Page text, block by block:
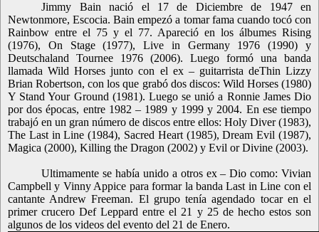
Jimmy Bain nació el 17 de Diciembre de 1947 en
Newtonmore, Escocia. Bain empezó a tomar fama cuando tocó con
Rainbow entre el 75 y el 77. Apareció en los álbumes Rising
(1976), On Stage (1977), Live in Germany 1976 (1990) y
Deutschaland Tournee 1976 (2006). Luego formó una banda
llamada Wild Horses junto con el ex – guitarrista deThin Lizzy
Brian Robertson, con los que grabó dos discos: Wild Horses (1980)
Y Stand Your Ground (1981). Luego se unió a Ronnie James Dio
por dos épocas, entre 1982 – 1989 y 1999 y 2004. En ese tiempo
trabajó en un gran número de discos entre ellos: Holy Diver (1983),
The Last in Line (1984), Sacred Heart (1985), Dream Evil (1987),
Magica (2000), Killing the Dragon (2002) y Evil or Divine (2003).
Ultimamente se había unido a otros ex – Dio como: Vivian
Campbell y Vinny Appice para formar la banda Last in Line con el
cantante Andrew Freeman. El grupo tenía agendado tocar en el
primer crucero Def Leppard entre el 21 y 25 de hecho estos son
algunos de los videos del evento del 21 de Enero.